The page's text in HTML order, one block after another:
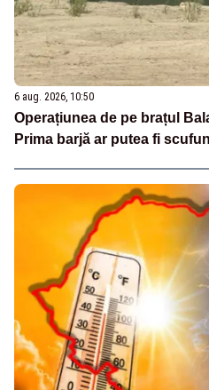
6 aug. 2026, 10:50
Operațiunea de pe brațul
Prima barjă ar putea fi